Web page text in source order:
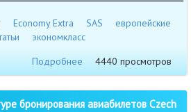
Economy Extra SAS
европейские
экономкласс
Подробнее
4440 просмотров
бронирования авиабилетов Czech